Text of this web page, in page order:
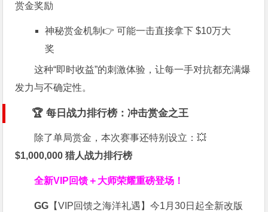
赏金奖励
神秘赏金机制👉 可能一击直接拿下 $10万大
奖
这种“即时收益”的刺激体验，让每一手对抗都充满爆
发力与不确定性。
🏆 每日战力排行榜：冲击赏金之王
除了单局赏金，本次赛事还特别设立：💥
$1,000,000 猎人战力排行榜
全新VIP回馈＋大师荣耀重磅登场！
GG 【VIP回馈之海洋礼遇】今1月30日起全新改版